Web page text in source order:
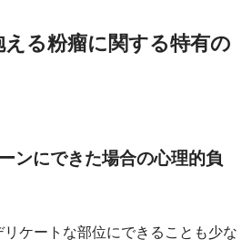
える粉瘤に関する特有の
ンにできた場合の心理的負
ケートな部位にできることも少な